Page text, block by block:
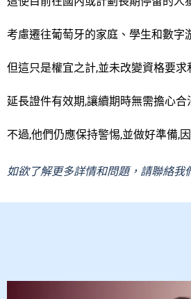
考慮遷往葡萄牙的家庭、學生和數字
但這只是權宜之計,並未改變資格要求
延長證件有效期,讓續期時無需擔心
不過,他們仍應保持警惕,並做好準備,
如欲了解更多詳情和問題， 請聯絡我